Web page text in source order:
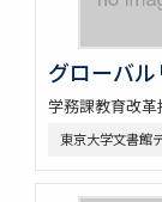
グローバ
学務課教育改革
東京大学文書館